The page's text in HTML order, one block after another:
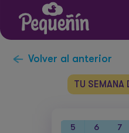
Volver al anterior
TU SEMANA
5 6 7